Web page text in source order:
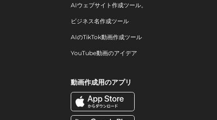
AIウェブサイト作成ツール。
ビジネス名作成ツール
AIのTikTok動画作成ツール
YouTube動画のアイデア
動画作成用のアプリ